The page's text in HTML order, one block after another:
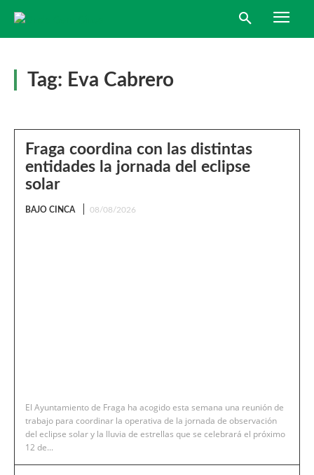
Tag: Eva Cabrero
Fraga coordina con las distintas
entidades la jornada del eclipse
solar
BAJO CINCA 08/08/2026
El Ayuntamiento de Fraga ha acogido esta semana una reunión de
trabajo para coordinar la operativa de la jornada de observación
del eclipse solar y la lluvia de estrellas que se celebrará el próximo
12 de...